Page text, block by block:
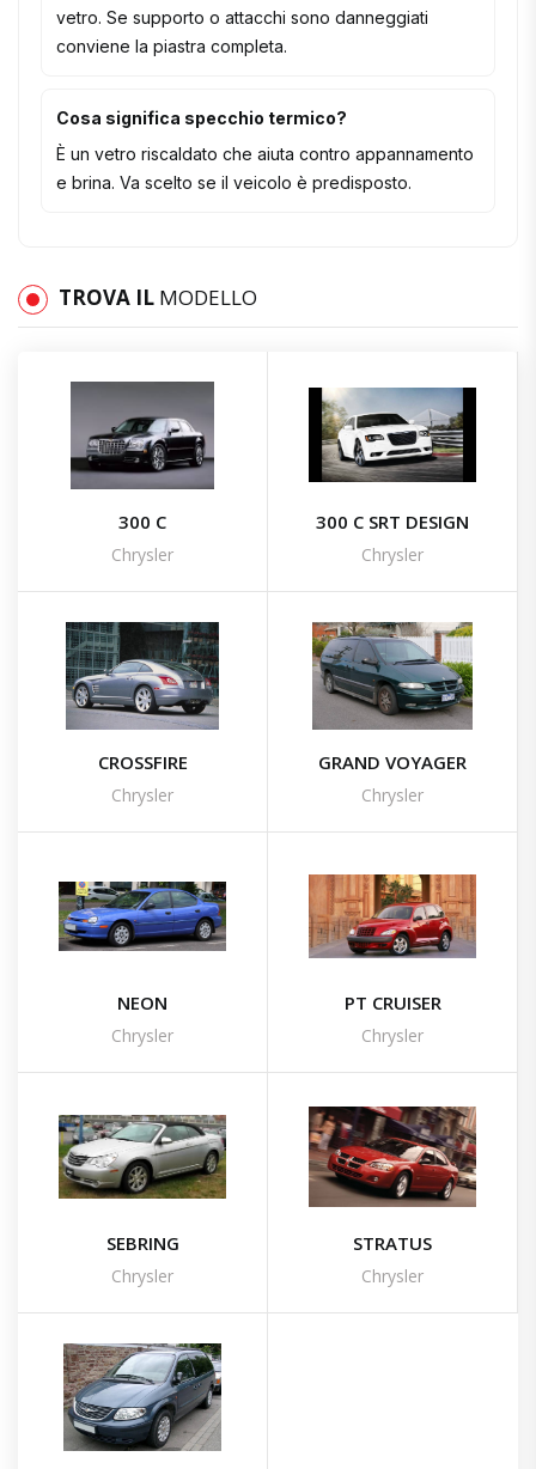
vetro. Se supporto o attacchi sono danneggiati
conviene la piastra completa.
Cosa significa specchio termico?
È un vetro riscaldato che aiuta contro appannamento
e brina. Va scelto se il veicolo è predisposto.
TROVA IL MODELLO
300 C
Chrysler
300 C SRT DESIGN
Chrysler
CROSSFIRE
Chrysler
GRAND VOYAGER
Chrysler
NEON
Chrysler
PT CRUISER
Chrysler
SEBRING
Chrysler
STRATUS
Chrysler